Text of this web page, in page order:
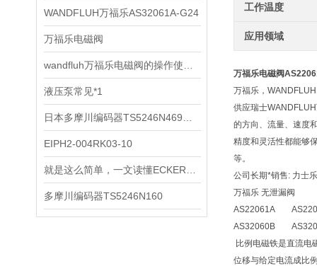
WANDFLUH万福乐AS32061A-G24
万福乐电磁阀
液压泵常见*1
EIPH2-004RK03-10
多摩川编码器TS5246N160
工作温度
应用领域
万福乐电磁阀
万福乐，
供应瑞士
的方向、流量、速度
精度和灵活性都能够
等。
公司长期*销售: 力士
万福乐 无泄漏阀
AS22061A
AS32060B
比例电磁铁是直流电
位移与给定电流成比